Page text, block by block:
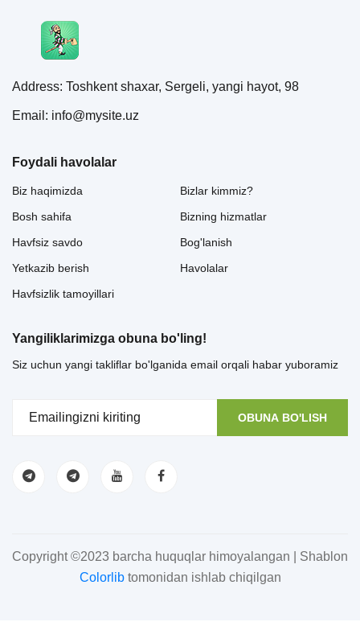
Address: Toshkent shaxar, Sergeli, yangi hayot, 98
Email: info@mysite.uz
Foydali havolalar
Biz haqimizda
Bosh sahifa
Havfsiz savdo
Yetkazib berish
Havfsizlik tamoyillari
Bizlar kimmiz?
Bizning hizmatlar
Bog'lanish
Havolalar
Yangiliklarimizga obuna bo'ling!
Siz uchun yangi takliflar bo'lganida email orqali habar yuboramiz
OBUNA BO'LISH
Copyright ©2023 barcha huquqlar himoyalangan | Shablon
Colorlibtomonidan ishlab chiqilgan